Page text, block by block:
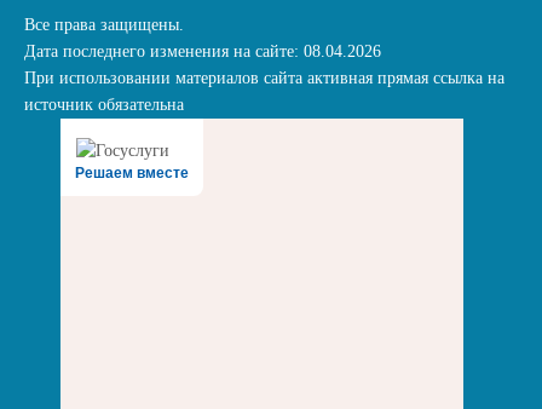
Все права защищены.
Дата последнего изменения на сайте: 08.04.2026
При использовании материалов сайта активная прямая ссылка на
источник обязательна
Решаем вместе